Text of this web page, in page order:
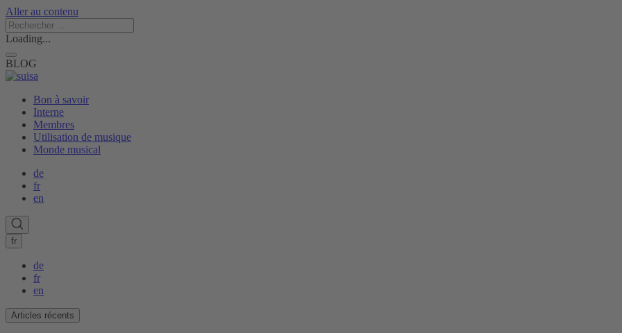
Aller au contenu
Loading...
BLOG
Bon à savoir
Interne
Membres
Utilisation de musique
Monde musical
de
fr
en
fr
de
fr
en
Articles récents